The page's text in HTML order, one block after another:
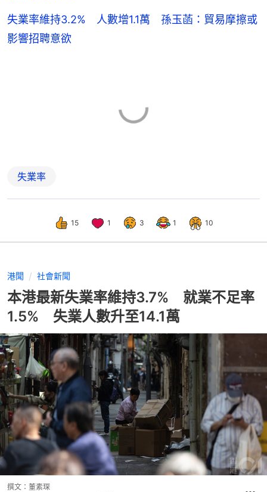
失業率維持3.2% 人數增1.1萬 孫玉菡：貿易摩擦或
影響招聘意欲
失業率
15 1 3 1 10
港聞 社會新聞
本港最新失業率維持3.7% 就業不足率
1.5% 失業人數升至14.1萬
撰文： 董素琛